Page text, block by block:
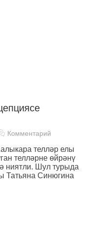
Комментарий
телләр елы
телләрне өйрәнү
ниятли. Шул турыда
Татьяна Синюгина